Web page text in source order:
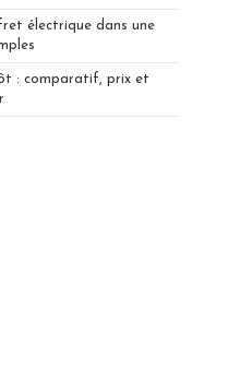
électrique dans une
: comparatif, prix et